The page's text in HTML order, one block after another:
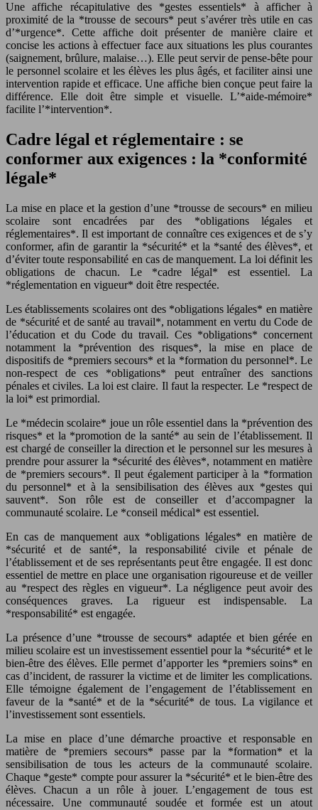
Une affiche récapitulative des *gestes essentiels* à afficher à
proximité de la *trousse de secours* peut s’avérer très utile en cas
d’*urgence*. Cette affiche doit présenter de manière claire et
concise les actions à effectuer face aux situations les plus courantes
(saignement, brûlure, malaise…). Elle peut servir de pense-bête pour
le personnel scolaire et les élèves les plus âgés, et faciliter ainsi une
intervention rapide et efficace. Une affiche bien conçue peut faire la
différence. Elle doit être simple et visuelle. L’*aide-mémoire*
facilite l’*intervention*.
Cadre légal et réglementaire : se
conformer aux exigences : la *conformité
légale*
La mise en place et la gestion d’une *trousse de secours* en milieu
scolaire sont encadrées par des *obligations légales et
réglementaires*. Il est important de connaître ces exigences et de s’y
conformer, afin de garantir la *sécurité* et la *santé des élèves*, et
d’éviter toute responsabilité en cas de manquement. La loi définit les
obligations de chacun. Le *cadre légal* est essentiel. La
*réglementation en vigueur* doit être respectée.
Les établissements scolaires ont des *obligations légales* en matière
de *sécurité et de santé au travail*, notamment en vertu du Code de
l’éducation et du Code du travail. Ces *obligations* concernent
notamment la *prévention des risques*, la mise en place de
dispositifs de *premiers secours* et la *formation du personnel*. Le
non-respect de ces *obligations* peut entraîner des sanctions
pénales et civiles. La loi est claire. Il faut la respecter. Le *respect de
la loi* est primordial.
Le *médecin scolaire* joue un rôle essentiel dans la *prévention des
risques* et la *promotion de la santé* au sein de l’établissement. Il
est chargé de conseiller la direction et le personnel sur les mesures à
prendre pour assurer la *sécurité des élèves*, notamment en matière
de *premiers secours*. Il peut également participer à la *formation
du personnel* et à la sensibilisation des élèves aux *gestes qui
sauvent*. Son rôle est de conseiller et d’accompagner la
communauté scolaire. Le *conseil médical* est essentiel.
En cas de manquement aux *obligations légales* en matière de
*sécurité et de santé*, la responsabilité civile et pénale de
l’établissement et de ses représentants peut être engagée. Il est donc
essentiel de mettre en place une organisation rigoureuse et de veiller
au *respect des règles en vigueur*. La négligence peut avoir des
conséquences graves. La rigueur est indispensable. La
*responsabilité* est engagée.
La présence d’une *trousse de secours* adaptée et bien gérée en
milieu scolaire est un investissement essentiel pour la *sécurité* et le
bien-être des élèves. Elle permet d’apporter les *premiers soins* en
cas d’incident, de rassurer la victime et de limiter les complications.
Elle témoigne également de l’engagement de l’établissement en
faveur de la *santé* et de la *sécurité* de tous. La vigilance et
l’investissement sont essentiels.
La mise en place d’une démarche proactive et responsable en
matière de *premiers secours* passe par la *formation* et la
sensibilisation de tous les acteurs de la communauté scolaire.
Chaque *geste* compte pour assurer la *sécurité* et le bien-être des
élèves. Chacun a un rôle à jouer. L’engagement de tous est
nécessaire. Une communauté soudée et formée est un atout